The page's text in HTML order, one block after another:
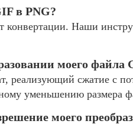
в PNG?
Наши
моего файла
реализующий сжатие с
уменьшению размера
моего